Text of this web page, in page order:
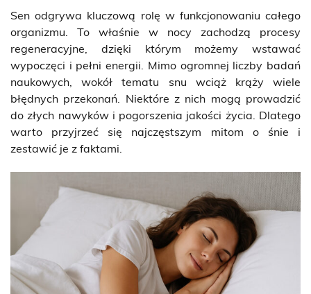
Sen odgrywa kluczową rolę w funkcjonowaniu całego
organizmu. To właśnie w nocy zachodzą procesy
regeneracyjne, dzięki którym możemy wstawać
wypoczęci i pełni energii. Mimo ogromnej liczby badań
naukowych, wokół tematu snu wciąż krąży wiele
błędnych przekonań. Niektóre z nich mogą prowadzić
do złych nawyków i pogorszenia jakości życia. Dlatego
warto przyjrzeć się najczęstszym mitom o śnie i
zestawić je z faktami.